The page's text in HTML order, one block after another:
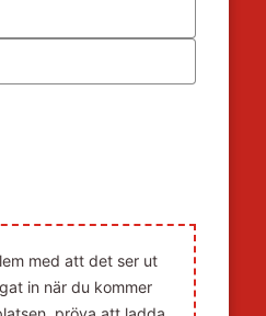
med att det ser ut
in när du kommer